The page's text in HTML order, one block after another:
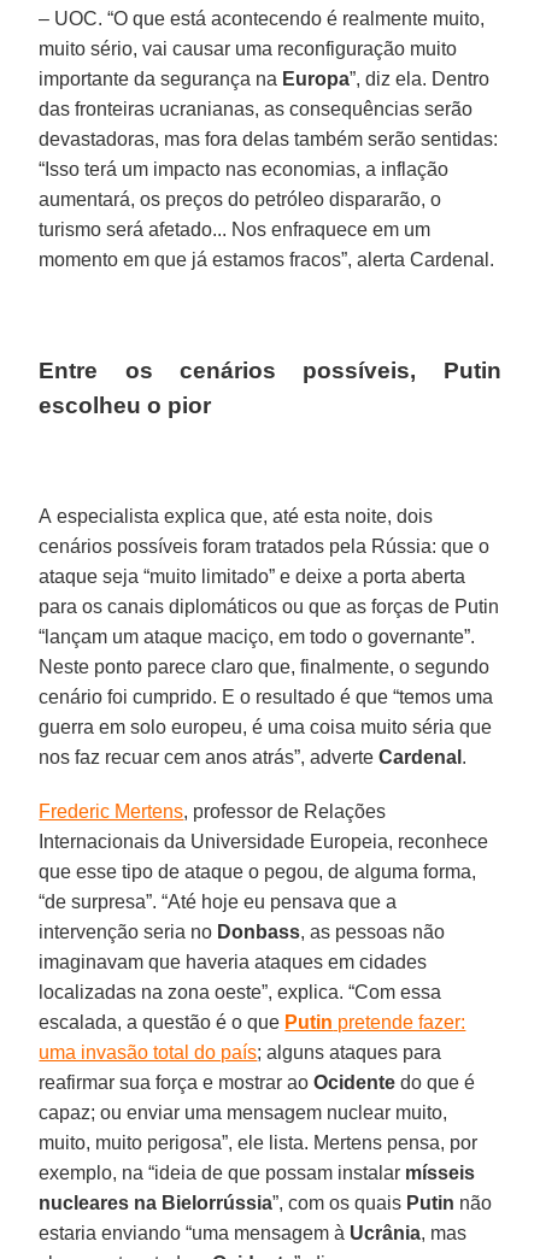
– UOC. “O que está acontecendo é realmente muito,
muito sério, vai causar uma reconfiguração muito
importante da segurança na Europa”, diz ela. Dentro
das fronteiras ucranianas, as consequências serão
devastadoras, mas fora delas também serão sentidas:
“Isso terá um impacto nas economias, a inflação
aumentará, os preços do petróleo dispararão, o
turismo será afetado... Nos enfraquece em um
momento em que já estamos fracos”, alerta Cardenal.
Entre os cenários possíveis, Putin
escolheu o pior
A especialista explica que, até esta noite, dois
cenários possíveis foram tratados pela Rússia: que o
ataque seja “muito limitado” e deixe a porta aberta
para os canais diplomáticos ou que as forças de Putin
“lançam um ataque maciço, em todo o governante”.
Neste ponto parece claro que, finalmente, o segundo
cenário foi cumprido. E o resultado é que “temos uma
guerra em solo europeu, é uma coisa muito séria que
nos faz recuar cem anos atrás”, adverteCardenal .
Frederic Mertens, professor de Relações
Internacionais da Universidade Europeia, reconhece
que esse tipo de ataque o pegou, de alguma forma,
“de surpresa”. “Até hoje eu pensava que a
intervenção seria no Donbass, as pessoas não
imaginavam que haveria ataques em cidades
localizadas na zona oeste”, explica. “Com essa
escalada, a questão é o que Putin pretende fazer:
uma invasão total do país; alguns ataques para
reafirmar sua força e mostrar aoOcidente do que é
capaz; ou enviar uma mensagem nuclear muito,
muito, muito perigosa”, ele lista. Mertens pensa, por
exemplo, na “ideia de que possam instalar mísseis
nucleares na Bielorrússia”, com os quais Putin não
estaria enviando “uma mensagem à Ucrânia, mas